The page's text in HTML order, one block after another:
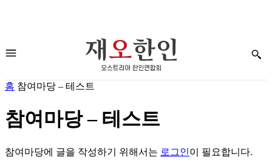
홈 참여마당 – 테스트
참여마당 – 테스트
참여마당에 글을 작성하기 위해서는 로그인이 필요합니다.